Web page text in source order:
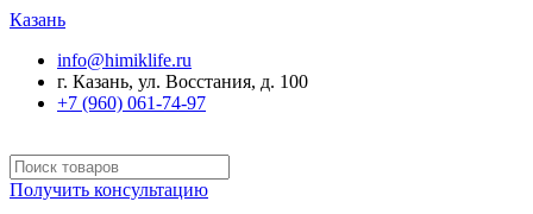
Казань
info@himiklife.ru
г. Казань, ул. Восстания, д. 100
+7 (960) 061-74-97
Получить консультацию